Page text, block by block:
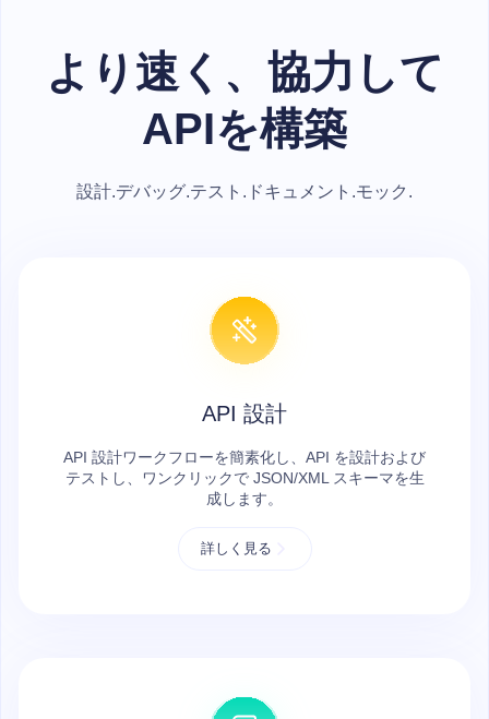
より速く、協力して
APIを構築
設計.デバッグ.テスト.ドキュメント.モック.
API 設計
API 設計ワークフローを簡素化し、API を設計および
テストし、ワンクリックで JSON/XML スキーマを生
成します。
詳しく見る